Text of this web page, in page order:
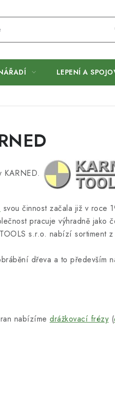
LEPENÍ A
KARNED.
svou činnost začala již v roce
pracuje výhradně jako
s.r.o. nabízí sortiment
dřeva a to především
nabízíme drážkovací frézy (